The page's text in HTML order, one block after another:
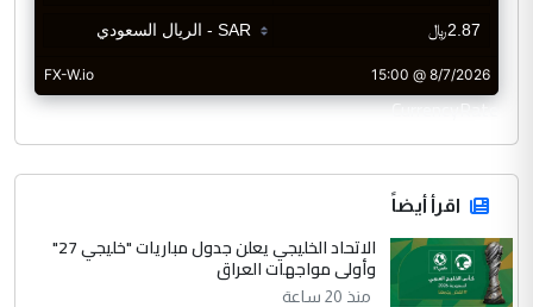
CurrencyRate
اقرأ أيضاً
الاتحاد الخليجي يعلن جدول مباريات "خليجي 27"
وأولى مواجهات العراق
منذ 20 ساعة